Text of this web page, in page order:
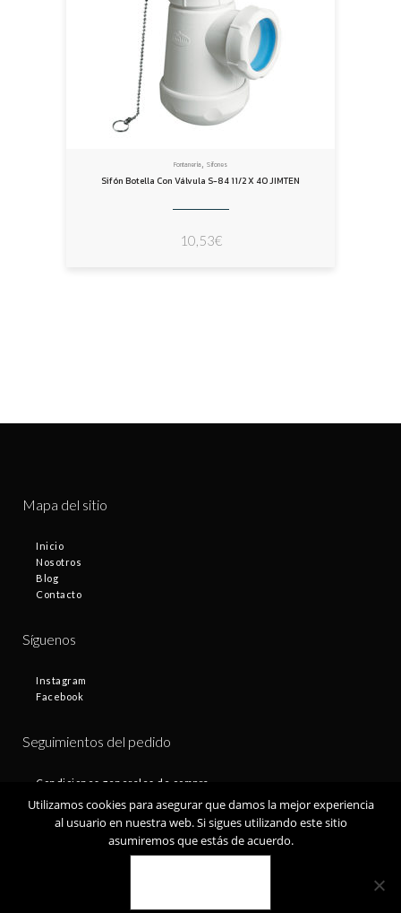
Fontanería, Sifones
Sifón Botella Con Válvula S-84 11/2 X 40 JIMTEN
10,53€
Mapa del sitio
Inicio
Nosotros
Blog
Contacto
Síguenos
Instagram
Facebook
Seguimientos del pedido
Condiciones generales de compra
Plazos de entrega
Política de privacidad
Política de cookies
Utilizamos cookies para asegurar que damos la mejor experiencia
al usuario en nuestra web. Si sigues utilizando este sitio
asumiremos que estás de acuerdo.